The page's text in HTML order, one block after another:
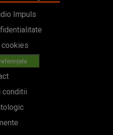
Impuls
conditii